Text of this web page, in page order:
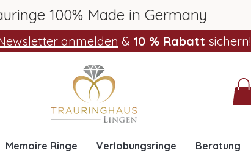
100% Made in Germany
anmelden & 10 % Rabatt sichern!
Memoire Ringe Verlobungsringe Beratung